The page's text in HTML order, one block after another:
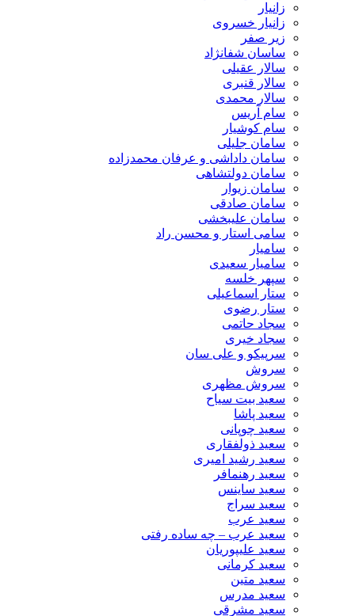
زانیار خسروی
زیر صفر
ساسان شفانژاد
سالار عقیلی
سالار قنبری
سالار محمدی
سام آریس
سام کوشیار
سامان جلیلی
سامان داداشی و عرفان محمدزاده
سامان دولتشاهی
سامان زیوار
سامان صادقی
سامان علیبخشی
سامی استار و محسن راد
سامیار
سامیار سعیدی
سپهر خلسه
ستار اسماعیلی
ستار رضوی
سجاد حاتمی
سجاد خیری
سرپیکو و علی سان
سروش
سروش مظهری
سعید بیت سیاح
سعید پاشا
سعید چوپانی
سعید ذولفقاری
سعید رشید امیری
سعید رهنمافر
سعید ساینس
سعید سراج
سعید عرب
سعید عرب – چه ساده رفتی
سعید علیپوریان
سعید کرمانی
سعید متین
سعید مدرس
سعید مشرقی